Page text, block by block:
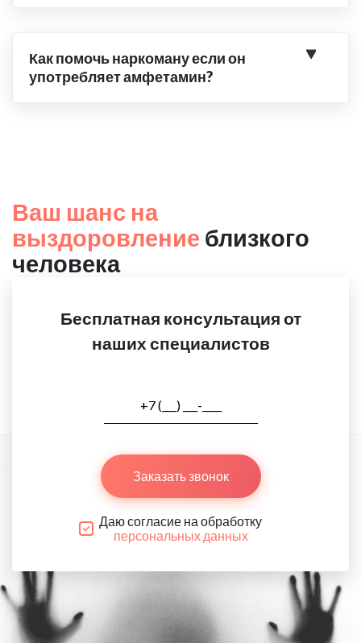
Как помочь наркоману если он
употребляет амфетамин?
Ваш шанс на
выздоровление близкого
человека
Бесплатная консультация от
наших специалистов
Заказать звонок
Даю согласие на обработку
персональных данных